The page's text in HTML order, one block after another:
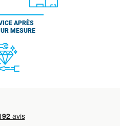
APRÈS
MESURE